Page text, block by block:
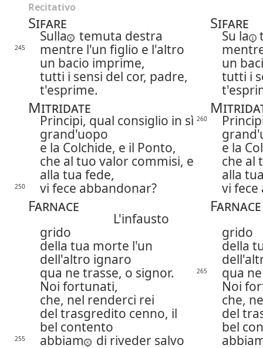
Recitativo
Sifare Sifare
Sulla temuta destra Su la
245
mentre l'un figlio e l'altro
un bacio imprime,
un
tutti i sensi del cor, padre,
t'esprime.
tutti i
Mitridate
Principi, qual consiglio in sì
grand'uopo
260
e la Colchide, e il Ponto,
e la
che al tuo valor commisi, e
alla tua fede,
che al
alla
250 vi fece abbandonar? vi fece
Farnace Farnace
L'infausto
grido
grido
della tua morte l'un
dell'altro ignaro
della
qua ne trasse, o signor.
Noi fortunati,
265
qua
Noi
che, nel renderci rei
che,
del trasgredito cenno, il
bel contento
del
bel
255 abbiam
di riveder salvo